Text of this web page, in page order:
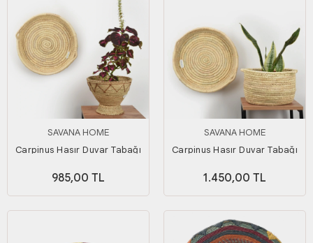
SAVANA HOME
Carpinus Hasır Duvar Tabağı
985,00 TL
SAVANA HOME
Carpinus Hasır Duvar Tabağı
1.450,00 TL